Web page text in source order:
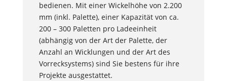
bedienen. Mit einer Wickelhöhe von 2.200
mm (inkl. Palette), einer Kapazität von ca.
200 – 300 Paletten pro Ladeeinheit
(abhängig von der Art der Palette, der
Anzahl an Wicklungen und der Art des
Vorrecksystems) sind Sie bestens für ihre
Projekte ausgestattet.